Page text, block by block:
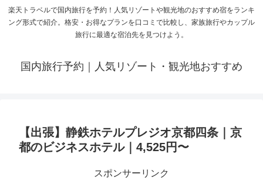
楽天トラベルで国内旅行を予約！人気リゾートや観光地のおすすめ宿をランキ
ング形式で紹介。格安・お得なプランを口コミで比較し、家族旅行やカップル
旅行に最適な宿泊先を見つけよう。
国内旅行予約｜人気リゾート・観光地おすすめ
【出張】静鉄ホテルプレジオ京都四条｜京
都のビジネスホテル｜4,525円〜
スポンサーリンク